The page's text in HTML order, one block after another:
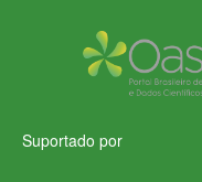
Suportado por